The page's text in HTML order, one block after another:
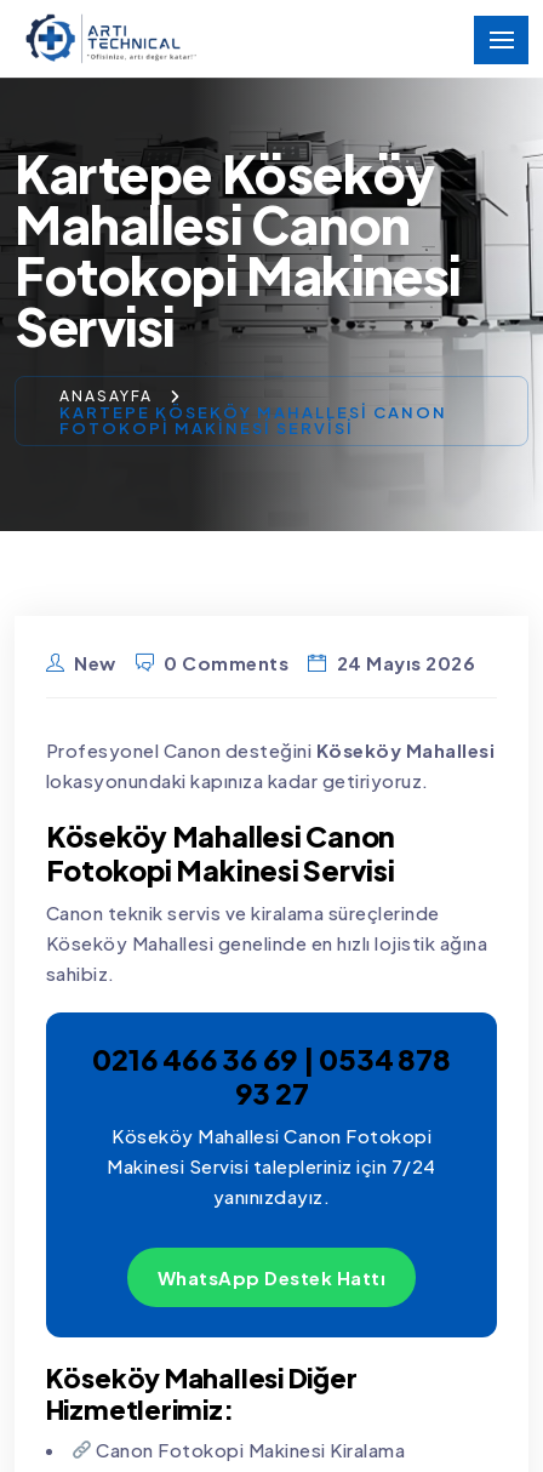
Kartepe Köseköy
Mahallesi Canon
Fotokopi Makinesi
Servisi
ANASAYFA
KARTEPE KÖSEKÖY MAHALLESI CANON
FOTOKOPI MAKINESI SERVISI
New 0 Comments 24 Mayıs 2026
Profesyonel Canon desteğini Köseköy Mahallesi
lokasyonundaki kapınıza kadar getiriyoruz.
Köseköy Mahallesi Canon
Fotokopi Makinesi Servisi
Canon teknik servis ve kiralama süreçlerinde
Köseköy Mahallesi genelinde en hızlı lojistik ağına
sahibiz.
0216 466 36 69 | 0534 878
93 27
Köseköy Mahallesi Canon Fotokopi
Makinesi Servisi talepleriniz için 7/24
yanınızdayız.
WhatsApp Destek Hattı
Köseköy Mahallesi Diğer
Hizmetlerimiz:
Canon Fotokopi Makinesi Kiralama